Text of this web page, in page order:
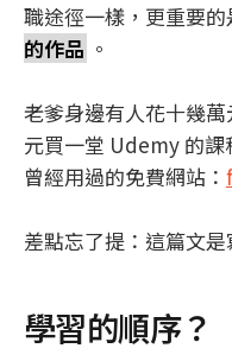
職途徑一樣，更重要
的作品 。
老爹身邊有人花十幾
元買一堂 Udemy 的
曾經用過的免費網站：
差點忘了提：這篇文
學習的順序？